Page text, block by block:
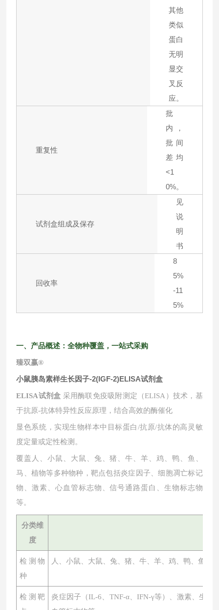
其他
类似
蛋白
无明
显交
叉反
应。
重复性
批
内，
批间
差均
<1
0%。
试剂盒组成及保存
见
说
明
书
回收率
8
5%
-11
5%
一、产品概述：全物种覆盖，一站式采购
臻双赢®
小鼠胰岛素样生长因子-2(IGF-2)ELISA试剂盒
ELISA试剂盒 采用酶联免疫吸附测定（ELISA）技术，基
于抗原-抗体特异性反应原理，结合高效的酶催化
显色系统，实现生物样本中目标蛋白/抗原/抗体的高灵敏
度定量或定性检测。
覆盖人、小鼠、大鼠、兔、猪、牛、羊、鸡、鸭、鱼、
马、植物等多种物种，靶点包括炎症因子、细胞凋亡标记
物、激素、心血管标志物、信号通路蛋白、生物标志物
等。
分类维
度
检测物
种
人、小鼠、大鼠、兔、猪、牛、羊、鸡、鸭、鱼、
检测靶
炎症因子（IL-6、TNF-α、IFN-γ等）、激素、生物